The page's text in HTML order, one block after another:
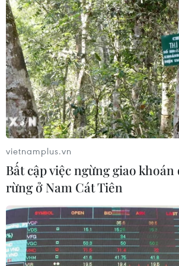
Theo dõi VietnamPlus
TẾT NGUYÊN ĐÁN ẤT TỴ
công nghiệp văn hóa
Du Xuân trên cao
Đổi mới lễ hội truyền thống để
minh nhưng không tách rời
Năm Ất Tỵ 2025 hứa hẹn nhiều
mối quan hệ Việt-Pháp
vietnamplus.vn
Bất cập việc ngừng giao khoán
rừng ở Nam Cát Tiên